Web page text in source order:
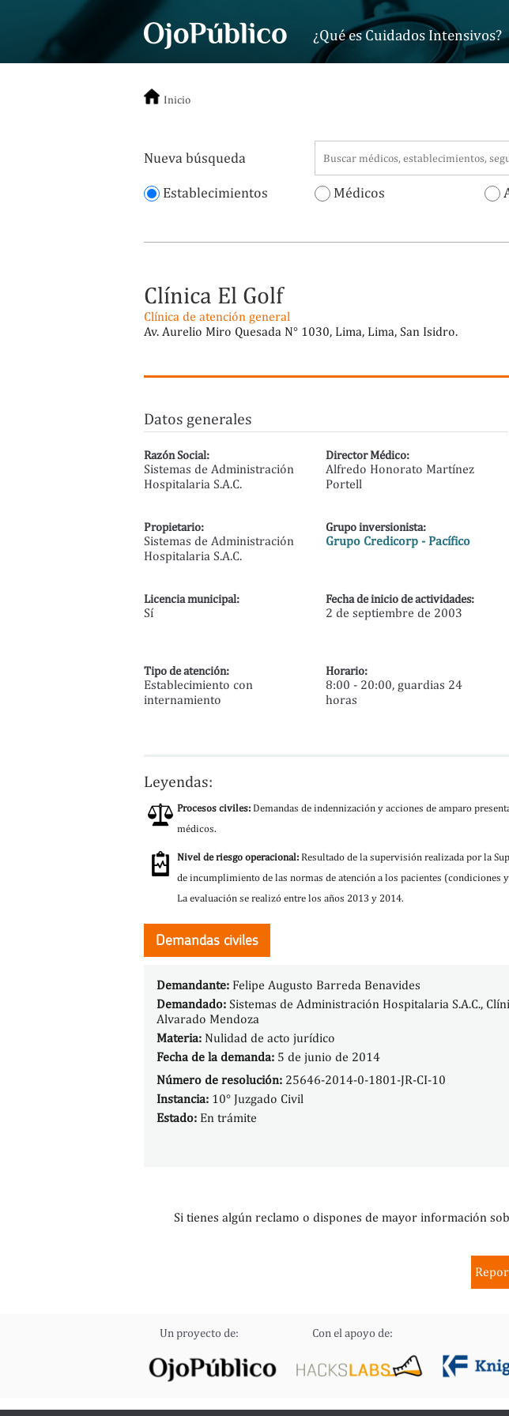
¿Qué es Cuidados Intensivos?
Inicio
Nueva búsqueda
Establecimientos Médicos
Clínica El Golf
Clínica de atención general
Av. Aurelio Miro Quesada N° 1030, Lima, Lima, San Isidro.
Datos generales
Razón Social:
Sistemas de Administración
Hospitalaria S.A.C.
Director Médico:
Alfredo Honorato Martínez
Portell
Propietario:
Sistemas de Administración
Hospitalaria S.A.C.
Grupo inversionista:
Grupo Credicorp - Pacífico
Licencia municipal:
Sí
Fecha de inicio de actividades:
2 de septiembre de 2003
Tipo de atención:
Establecimiento con
internamiento
Horario:
8:00 - 20:00, guardias 24
horas
Leyendas:
Procesos civiles: Demandas de indennización y acciones de amparo
médicos.
Nivel de riesgo operacional: Resultado de la supervisión realizada por la
de incumplimiento de las normas de atención a los pacientes (condiciones
La evaluación se realizó entre los años 2013 y 2014.
Demandas civiles
Demandante: Felipe Augusto Barreda Benavides
Demandado: Sistemas de Administración Hospitalaria S.A.C.,
Alvarado Mendoza
Materia: Nulidad de acto jurídico
Fecha de la demanda: 5 de junio de 2014
Número de resolución: 25646-2014-0-1801-JR-CI-10
Instancia: 10° Juzgado Civil
Estado: En trámite
Si tienes algún reclamo o dispones de mayor información
Un proyecto de: Con el apoyo de: